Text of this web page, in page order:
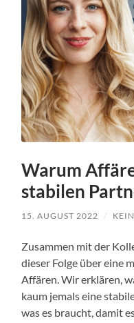
Warum
stabilen
15. AUGUST 2022 /
Zusammen mit der
dieser Folge über eine
Affären. Wir erklären,
kaum jemals eine
was es braucht, damit